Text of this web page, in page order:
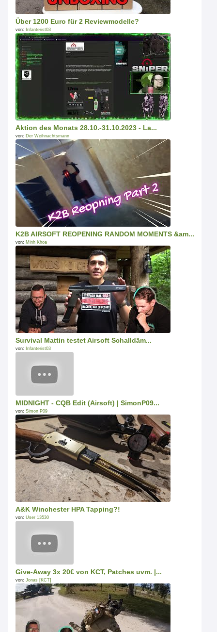
Über 1200 Euro für 2 Reviewmodelle?
von: Infanterist03
Aktion des Monats 28.10.-31.10.2023 - La...
von: Der Weihnachtsmann
K2B AIRSOFT REOPENING RANDOM MOMENTS &am...
von: Minh Khoa
Survival Mattin testet Airsoft Schalldäm...
von: Infanterist03
MIDNIGHT - CQB Edit (Airsoft) | SimonP09...
von: Simon P09
A&K Winchester HPA Tapping?!
von: User 13530
Give-Away 3x 20€ von KCT, Patches uvm. |...
von: Jonas [KCT]